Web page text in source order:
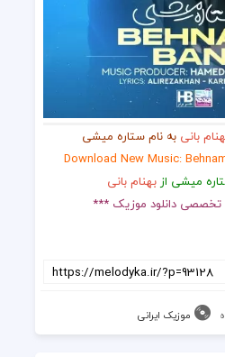
بانی به نام ستاره میشی
Download New Music:
میشی ازبهنام بانی
تخصصی دانلود موزیک ***
موزیک ایرانی